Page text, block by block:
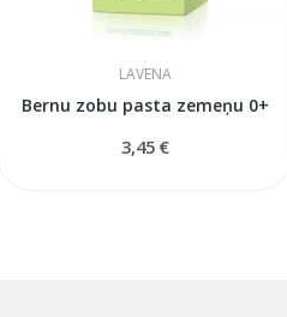
LAVENA
Bernu zobu pasta zemeņu 0+
3,45 €